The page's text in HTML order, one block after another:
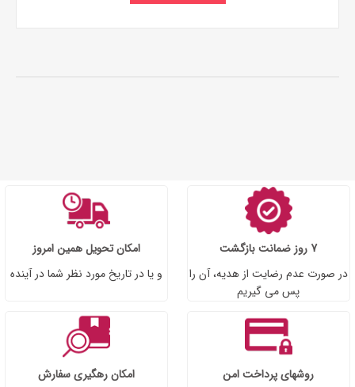
7 روز ضمانت بازگشت
در صورت عدم رضایت از هدیه، آن را
پس می گیریم
امکان تحویل همین امروز
و یا در تاریخ مورد نظر شما در آینده
روشهای پرداخت امن
امکان رهگیری سفارش